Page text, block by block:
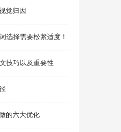
觉归因
选择需要松紧适度！
技巧以及重要性
的六大优化